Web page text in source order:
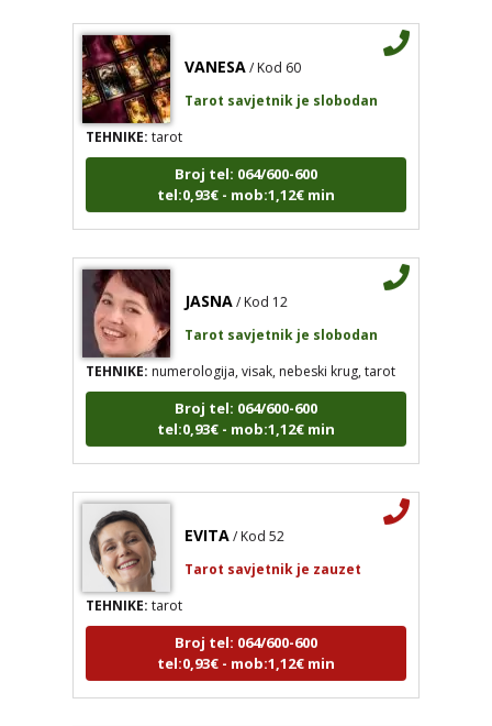
TEHNIKE:tarot
Broj tel: 064/600-600
tel:0,93€ - mob:1,12€ min
TEHNIKE:numerologija, visak, nebeski krug, tarot
Broj tel: 064/600-600
tel:0,93€ - mob:1,12€ min
TEHNIKE:tarot
Broj tel: 064/600-600
tel:0,93€ - mob:1,12€ min